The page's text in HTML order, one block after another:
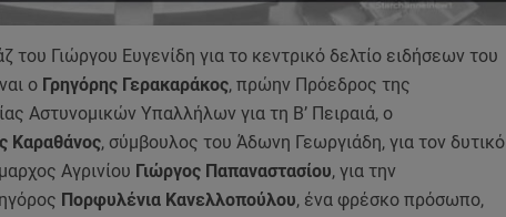
Γιώργου Ευγενίδη για το κεντρικό δελτίο ειδήσεων του
οΓρηγόρης Γερακαράκος, πρώην Πρόεδρος της
Αστυνομικών Υπαλλήλων για τη Β’ Πειραιά, ο
Καραθάνος, σύμβουλος του Άδωνη Γεωργιάδη, για τον δυτικό
Αγρινίου Γιώργος Παπαναστασίου, για την
Πορφυλένια Κανελλοπούλου, ένα φρέσκο πρόσωπο,